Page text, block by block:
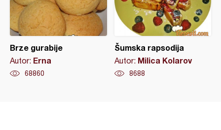
Brze gurabije
Autor: Erna
68860
Šumska rapsodija
Autor: Milica Kolarov
8688